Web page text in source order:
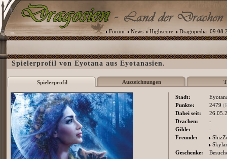
Forum News Highscore Dragopedia
Spielerprofil von Eyotana aus Eyotanasien.
Spielerprofil Auszeichnungen
Stadt:
Punkte:
2479
Dabei seit:
Drachen:
-
Gilde:
-
Freunde:
Skylar
Geschenke: